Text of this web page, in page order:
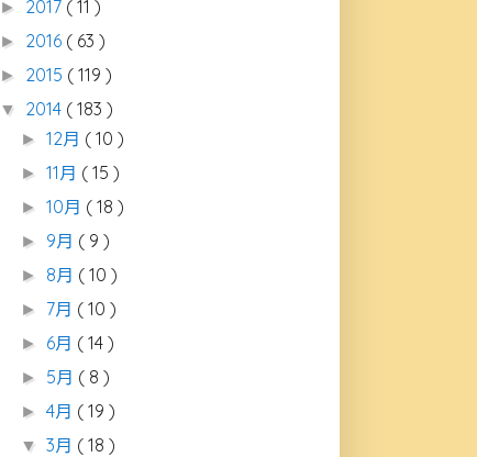
► 2017 ( 11 )
► 2016 ( 63 )
► 2015 ( 119 )
▼ 2014 ( 183 )
►12月 ( 10 )
►11月 ( 15 )
►10月 ( 18 )
► 9月 ( 9 )
► 8月 ( 10 )
► 7月 ( 10 )
► 6月 ( 14 )
► 5月 ( 8 )
►4月 ( 19 )
▼3月 ( 18 )